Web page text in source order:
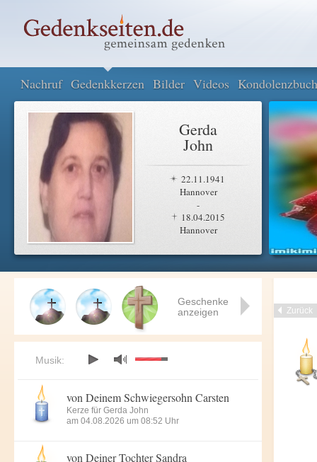
Nachruf Gedenkkerzen Bilder Videos Kondolenzbuch
Gerda
John
22.11.1941
Hannover
-
18.04.2015
Hannover
Zurück
Geschenke
anzeigen
Musik:
von Deinem Schwiegersohn Carsten
Kerze für Gerda John
am 04.08.2026 um 08:52 Uhr
von Deiner Tochter Sandra